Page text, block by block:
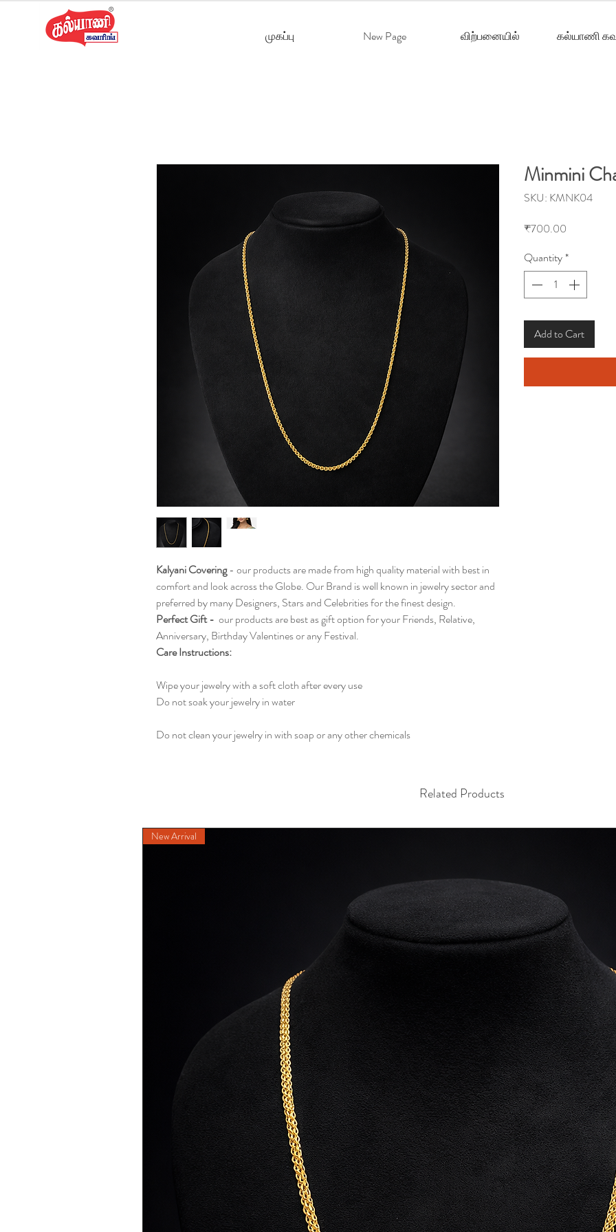
முகப்பு New Page விற்பனையில் கல்யாணி
Kalyani Covering- our products are made from high quality material with best in
comfort and look across the Globe. Our Brand is well known in jewelry sector and
preferred by many Designers, Stars and Celebrities for the finest design.
Perfect Gift - our products are best as gift option for your Friends, Relative,
Anniversary, Birthday Valentines or any Festival.
Care Instructions:
Wipe your jewelry with a soft cloth after every use
Do not soak your jewelry in water
Do not clean your jewelry in with soap or any other chemicals
Minmini
SKU: KMNK04
₹700.00
Quantity*
Add to Cart
Related Products
New Arrival